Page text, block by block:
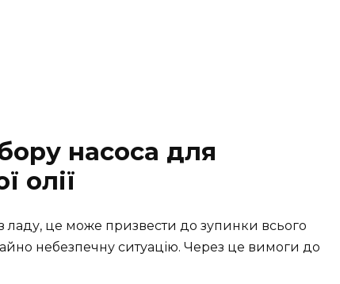
насоса для
олії
це може призвести до зупинки всього
небезпечну ситуацію. Через це вимоги до